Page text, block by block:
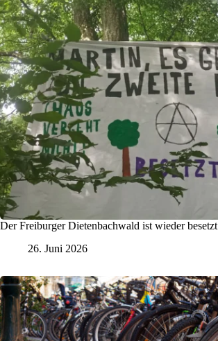
Der Freiburger Dietenbachwald ist wieder besetzt
26. Juni 2026